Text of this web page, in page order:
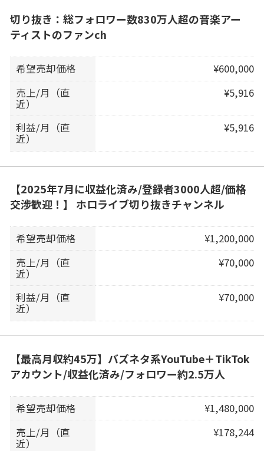
切り抜き：総フォロワー数830万人超の音楽アー
ティストのファンch
希望売却価格
¥600,000
売上/月（直
近）
¥5,916
利益/月（直
近）
¥5,916
【2025年7月に収益化済み/登録者3000人超/価格
交渉歓迎！】 ホロライブ切り抜きチャンネル
希望売却価格
¥1,200,000
売上/月（直
近）
¥70,000
利益/月（直
近）
¥70,000
【最高月収約45万】バズネタ系YouTube＋TikTok
アカウント/収益化済み/フォロワー約2.5万人
希望売却価格
¥1,480,000
売上/月（直
近）
¥178,244